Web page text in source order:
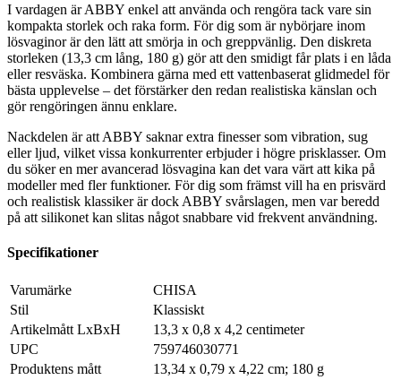
I vardagen är ABBY enkel att använda och rengöra tack vare sin
kompakta storlek och raka form. För dig som är nybörjare inom
lösvaginor är den lätt att smörja in och greppvänlig. Den diskreta
storleken (13,3 cm lång, 180 g) gör att den smidigt får plats i en låda
eller resväska. Kombinera gärna med ett vattenbaserat glidmedel för
bästa upplevelse – det förstärker den redan realistiska känslan och
gör rengöringen ännu enklare.
Nackdelen är att ABBY saknar extra finesser som vibration, sug
eller ljud, vilket vissa konkurrenter erbjuder i högre prisklasser. Om
du söker en mer avancerad lösvagina kan det vara värt att kika på
modeller med fler funktioner. För dig som främst vill ha en prisvärd
och realistisk klassiker är dock ABBY svårslagen, men var beredd
på att silikonet kan slitas något snabbare vid frekvent användning.
Specifikationer
Varumärke
CHISA
Stil
Klassiskt
Artikelmått LxBxH
13,3 x 0,8 x 4,2 centimeter
UPC
759746030771
Produktens mått
‎13,34 x 0,79 x 4,22 cm; 180 g